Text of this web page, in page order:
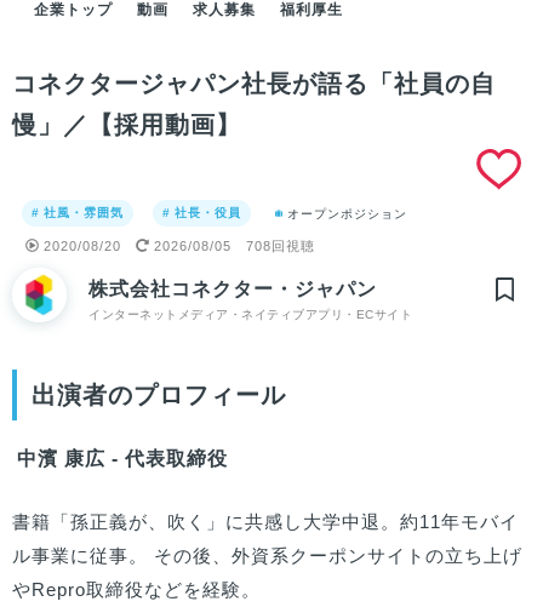
企業トップ 動画 求人募集 福利厚生
コネクタージャパン社長が語る「社員の自
慢」／【採用動画】
# 社風・雰囲気 # 社長・役員 オープンポジション
2020/08/20 2026/08/05 708回視聴
株式会社コネクター・ジャパン
インターネットメディア・ネイティブアプリ・ECサイト
出演者のプロフィール
中濱 康広 - 代表取締役
書籍「孫正義が、吹く」に共感し大学中退。約11年モバイ
ル事業に従事。 その後、外資系クーポンサイトの立ち上げ
やRepro取締役などを経験。